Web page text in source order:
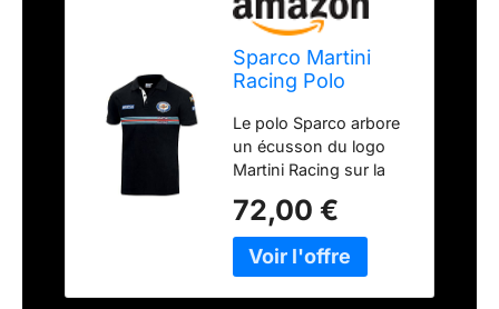
Sparco Martini
Racing Polo
adulte Noir
Le polo Sparco arbore
un écusson du logo
Martini Racing sur la
aux combinaisons de
course emblématiques
Sparco - Martini
72,00 €